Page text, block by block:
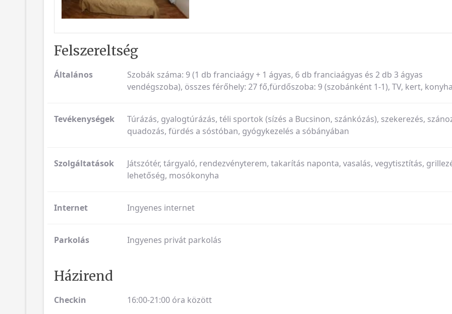
Felszereltség
Általános
Szobák száma: 9 (1 db franciaágy + 1 ágyas, 6 db franciaágyas és 2 db 3 ágyas
vendégszoba), összes férőhely: 27 fő,fürdőszoba: 9 (szobánként 1-1), TV, kert,
Tevékenységek
Túrázás, gyalogtúrázás, téli sportok (sízés a Bucsinon, szánkózás), szekerezés,
quadozás, fürdés a sóstóban, gyógykezelés a sóbányában
Szolgáltatások
Játszótér, tárgyaló, rendezvényterem, takarítás naponta, vasalás, vegytisztítás,
lehetőség, mosókonyha
Internet Ingyenes internet
Parkolás Ingyenes privát parkolás
Házirend
Checkin 16:00-21:00 óra között